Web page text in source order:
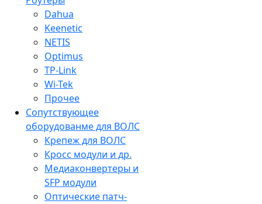
Dahua
Keenetic
NETIS
Optimus
TP-Link
Wi-Tek
Прочее
Сопутствующее
оборудованме для ВОЛС
Крепеж для ВОЛС
Кросс модули и др.
Медиаконвертеры и
SFP модули
Оптические патч-